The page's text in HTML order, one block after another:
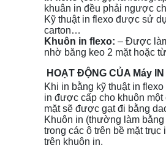
khuân in đều phải ngược
Kỹ thuật in flexo được sử
carton…
Khuôn in flexo: – Được
nhờ băng keo 2 mặt hoặc
HOẠT ĐỘNG CỦA Máy
Khi in bằng kỹ thuật in
in được cấp cho khuôn một
mặt sẽ được gạt đi bằng
Khuôn in (thường làm
trong các ô trên bề mặt
trên khuôn in.